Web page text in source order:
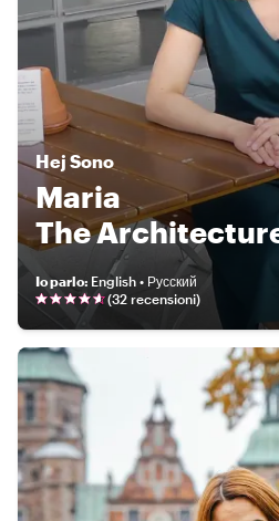
Hej Sono
Maria
The
Io parlo: English • Русский
(32 recensioni)